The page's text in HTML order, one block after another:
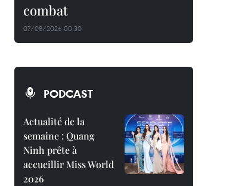
combat
07/08/2026 00:30
PODCAST
Actualité de la
semaine : Quang
Ninh prête à
accueillir Miss World
2026